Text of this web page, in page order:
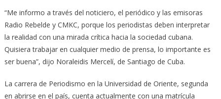
“Me informo a través del noticiero, el periódico y las emisoras
Radio Rebelde y CMKC, porque los periodistas deben interpretar
la realidad con una mirada crítica hacia la sociedad cubana.
Quisiera trabajar en cualquier medio de prensa, lo importante es
ser buena”, dijo Noraleidis Mercelí, de Santiago de Cuba.
La carrera de Periodismo en la Universidad de Oriente, segunda
en abrirse en el país, cuenta actualmente con una matrícula